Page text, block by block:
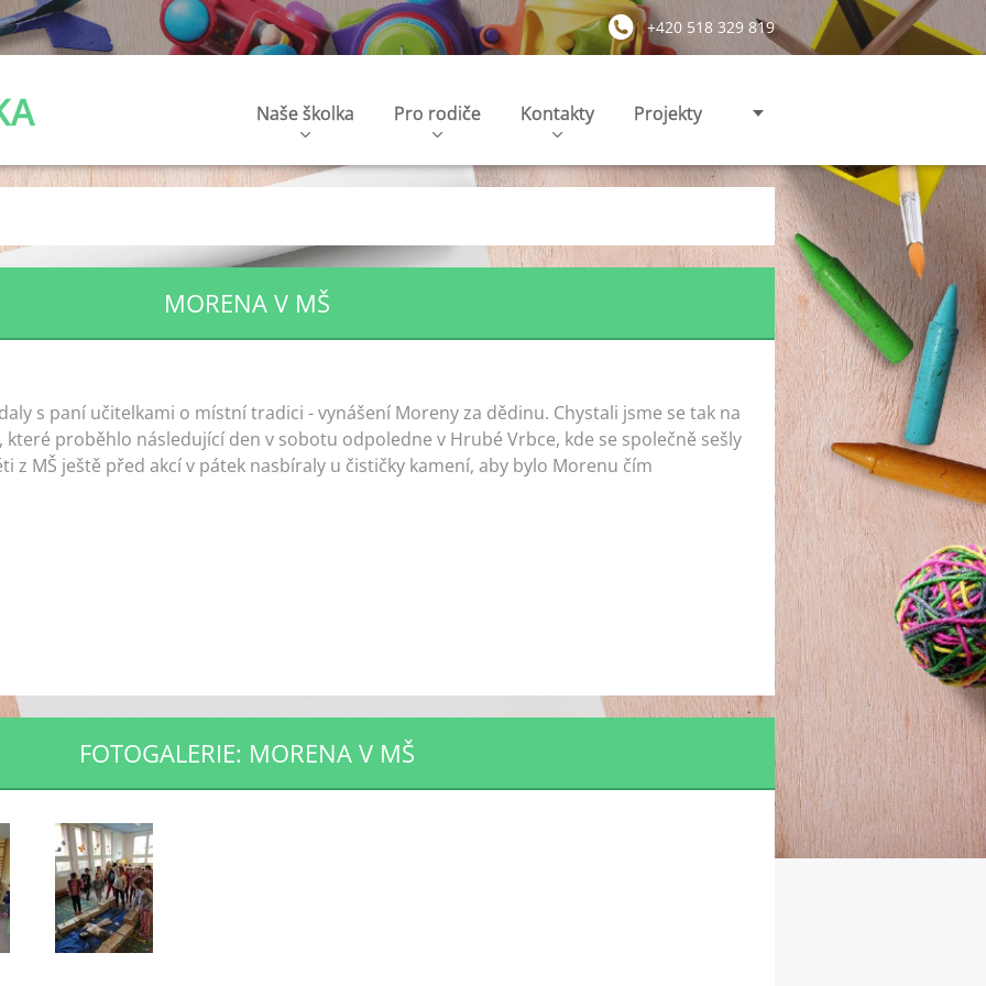
+420 518 329 819
Naše školka Pro rodiče Kontakty Projekty
MORENA V MŠ
s paní učitelkami o místní tradici - vynášení Moreny za dědinu. Chystali jsme se tak na
proběhlo následující den v sobotu odpoledne v Hrubé Vrbce, kde se společně sešly
z MŠ ještě před akcí v pátek nasbíraly u čističky kamení, aby bylo Morenu čím
FOTOGALERIE: MORENA V MŠ